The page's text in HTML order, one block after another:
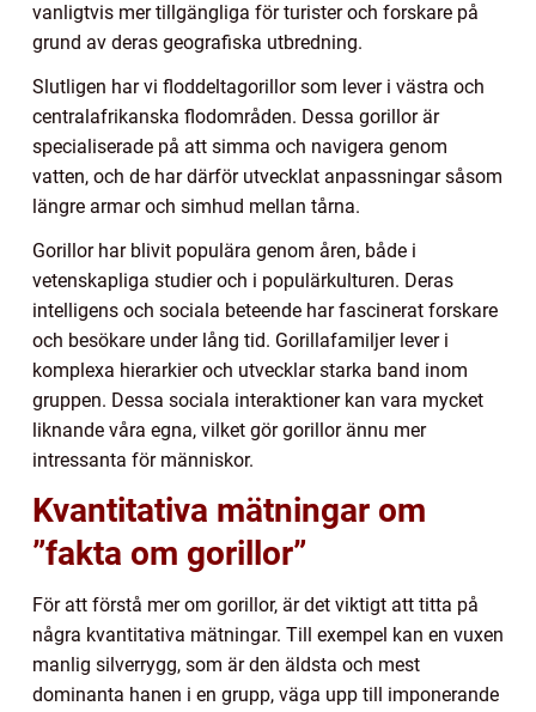
vanligtvis mer tillgängliga för turister och forskare på
grund av deras geografiska utbredning.
Slutligen har vi floddeltagorillor som lever i västra och
centralafrikanska flodområden. Dessa gorillor är
specialiserade på att simma och navigera genom
vatten, och de har därför utvecklat anpassningar såsom
längre armar och simhud mellan tårna.
Gorillor har blivit populära genom åren, både i
vetenskapliga studier och i populärkulturen. Deras
intelligens och sociala beteende har fascinerat forskare
och besökare under lång tid. Gorillafamiljer lever i
komplexa hierarkier och utvecklar starka band inom
gruppen. Dessa sociala interaktioner kan vara mycket
liknande våra egna, vilket gör gorillor ännu mer
intressanta för människor.
Kvantitativa mätningar om
”fakta om gorillor”
För att förstå mer om gorillor, är det viktigt att titta på
några kvantitativa mätningar. Till exempel kan en vuxen
manlig silverrygg, som är den äldsta och mest
dominanta hanen i en grupp, väga upp till imponerande